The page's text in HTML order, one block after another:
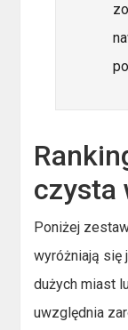
czysta
Poniżej
wyróżniają
dużych miast
uwzględnia